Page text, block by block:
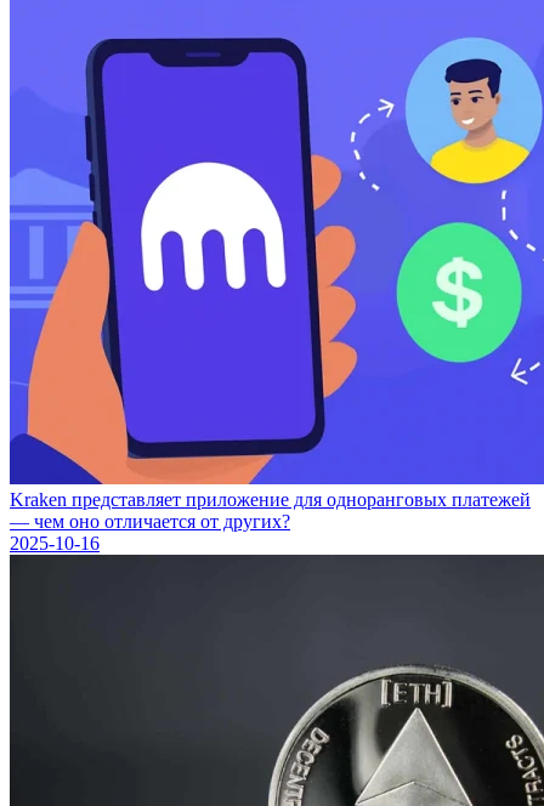
Kraken представляет приложение для одноранговых платежей
— чем оно отличается от других?
2025-10-16